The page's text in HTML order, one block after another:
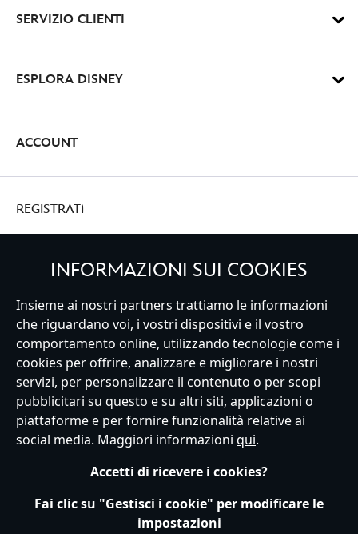
SERVIZIO CLIENTI
ESPLORA DISNEY
ACCOUNT
REGISTRATI
Italy
Servizio Clienti Termini d'Uso Trova Negozio
Mappa del Sito
Normativa Europea sul trattamento dei dati personali
Informativa sulla privacy
Politica dei Cookie
Informativa sulla privacy UE
Termini e Condizioni generali
Gestisci le impostazioni dei Cookies
s172 Statements
INFORMAZIONI SUI COOKIES
Insieme ai nostri partners trattiamo le informazioni
che riguardano voi, i vostri dispositivi e il vostro
comportamento online, utilizzando tecnologie come i
cookies per offrire, analizzare e migliorare i nostri
servizi, per personalizzare il contenuto o per scopi
pubblicitari su questo e su altri siti, applicazioni o
piattaforme e per fornire funzionalità relative ai
social media. Maggiori informazioni qui.
Accetti di ricevere i cookies?
Fai clic su "Gestisci i cookie" per modificare le
impostazioni